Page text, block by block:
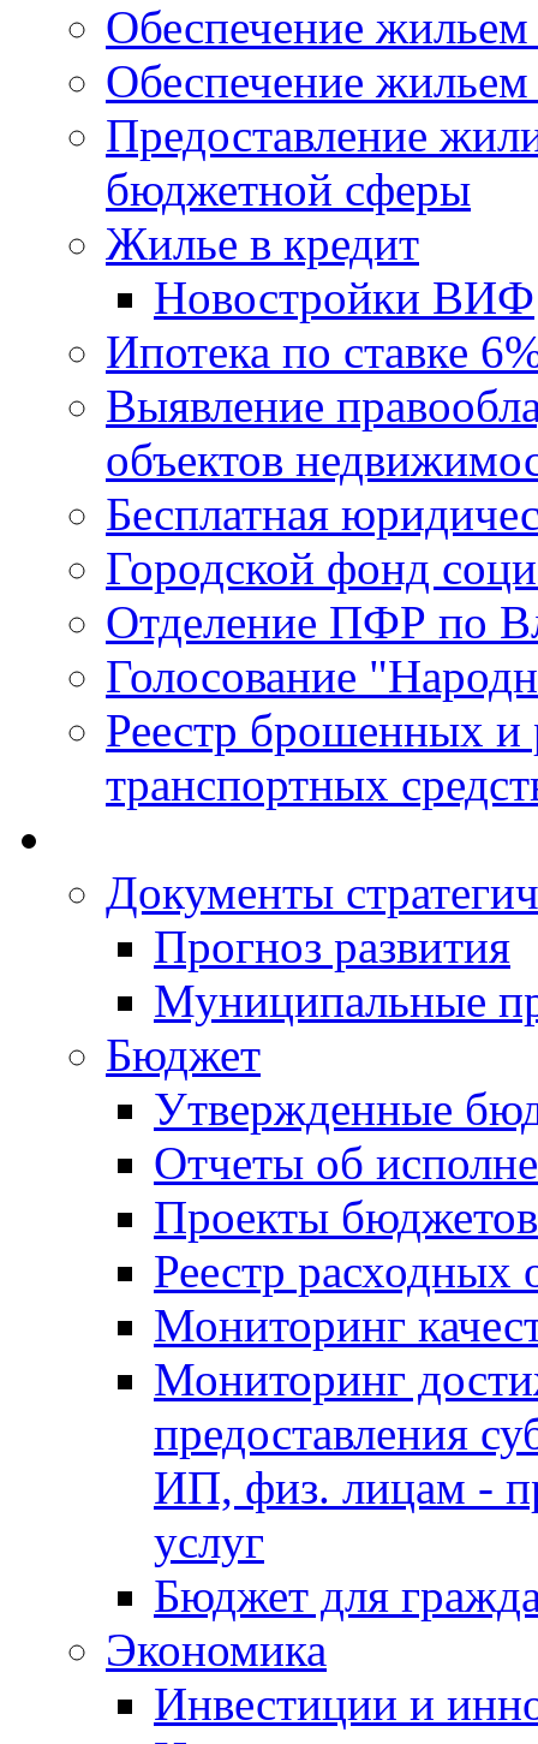
Обеспечение
Обеспечение жильем
Предоставление
бюджетной сферы
Жилье в кредит
Новостройки ВИФ
Ипотека по ставке
Выявление
объектов
Бесплатная
Городской фонд
Отделение ПФР по
Голосование
Реестр брошенных и
транспортных
Документы
Прогноз развития
Муниципальные
Бюджет
Утвержденные
Отчеты об
Проекты бюджетов
Реестр расходных
Мониторинг
Мониторинг
предоставления
ИП, физ. лицам -
услуг
Бюджет для
Экономика
Инвестиции и